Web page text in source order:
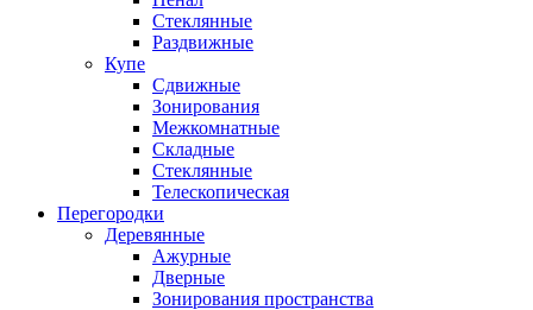
Стеклянные
Раздвижные
Купе
Сдвижные
Зонирования
Межкомнатные
Складные
Стеклянные
Телескопическая
Перегородки
Деревянные
Ажурные
Дверные
Зонирования пространства